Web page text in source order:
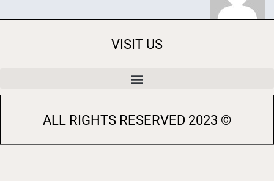
VISIT US
© 2023 ALL RIGHTS RESERVED